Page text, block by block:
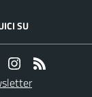
SU